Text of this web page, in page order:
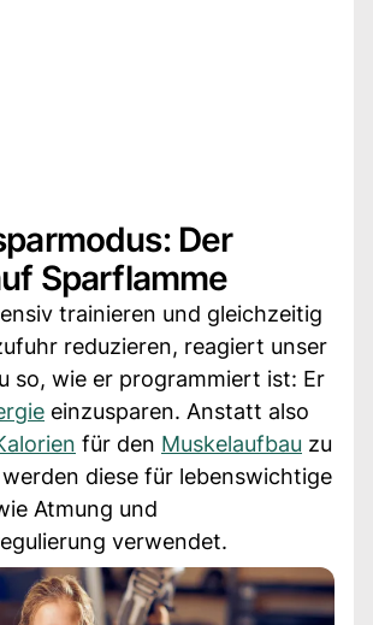
Der
Sparflamme
trainieren und gleichzeitig
reduzieren, reagiert unser
so, wie er programmiert ist: Er
einzusparen. Anstatt also
für den Muskelaufbau zu
diese für lebenswichtige
Atmung und
verwendet.